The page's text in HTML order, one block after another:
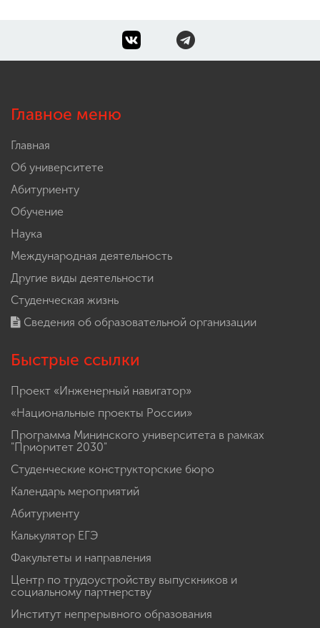
Главное меню
Главная
Об университете
Абитуриенту
Обучение
Наука
Международная деятельность
Другие виды деятельности
Студенческая жизнь
Сведения об образовательной организации
Быстрые ссылки
Проект «Инженерный навигатор»
«Национальные проекты России»
Программа Мининского университета в рамках
"Приоритет 2030"
Студенческие конструкторские бюро
Календарь мероприятий
Абитуриенту
Калькулятор ЕГЭ
Факультеты и направления
Центр по трудоустройству выпускников и
социальному партнерству
Институт непрерывного образования